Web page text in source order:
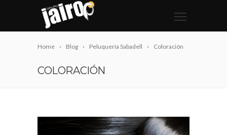
Home Blog Peluquería Sabadell Coloración
COLORACIÓN